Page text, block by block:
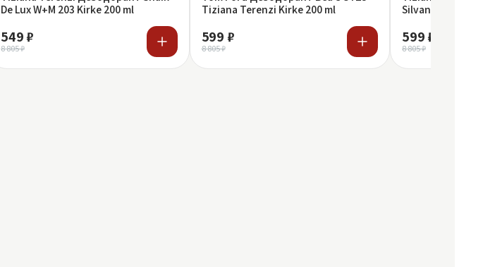
De Lux W+M 203 Kirke 200 ml
549 ₽
8 805 ₽
Tiziana Terenzi Kirke 200 ml
599 ₽
8 805 ₽
Silvana De Lux
599 ₽
8 805 ₽